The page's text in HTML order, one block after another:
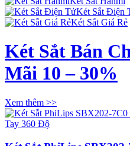
Két Sắt Điện
Két Sắt Giá Rẻ
Két Sắt Bán
Mãi 10 – 30%
Xem thêm >>